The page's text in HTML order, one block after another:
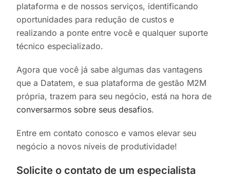
plataforma e de nossos serviços, identificando
oportunidades para redução de custos e
realizando a ponte entre você e qualquer suporte
técnico especializado.
Agora que você já sabe algumas das vantagens
que a Datatem, e sua plataforma de gestão M2M
própria, trazem para seu negócio, está na hora de
conversarmos sobre seus desafios.
Entre em contato conosco e vamos elevar seu
negócio a novos níveis de produtividade!
Solicite o contato de um especialista